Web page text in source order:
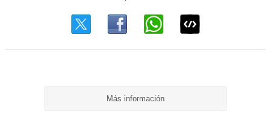
Más información